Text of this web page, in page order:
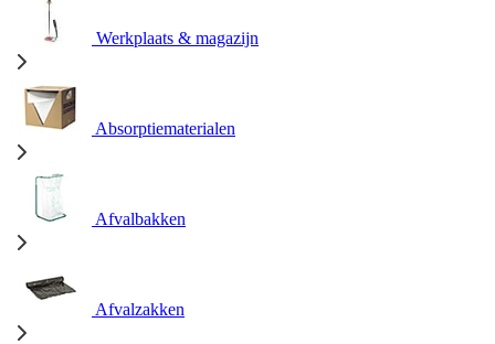
Werkplaats & magazijn
Absorptiematerialen
Afvalbakken
Afvalzakken